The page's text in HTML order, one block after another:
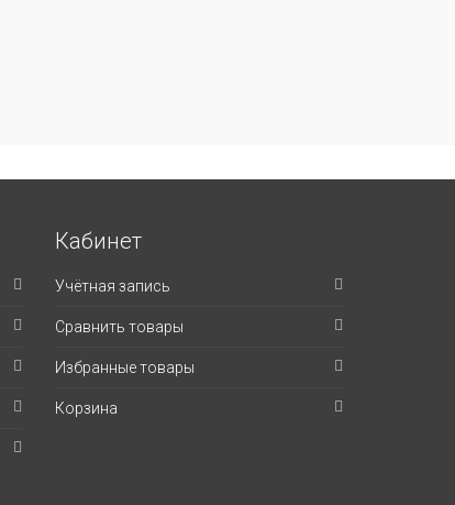
Кабинет
Учётная запись
Сравнить товары
Избранные товары
Корзина